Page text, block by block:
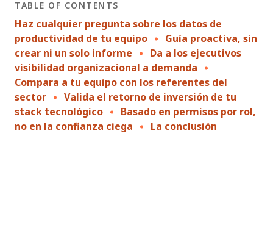
TABLE OF CONTENTS
Haz cualquier pregunta sobre los datos de
productividad de tu equipo
Guía proactiva, sin
crear ni un solo informe
Da a los ejecutivos
visibilidad organizacional a demanda
Compara a tu equipo con los referentes del
sector
Valida el retorno de inversión de tu
stack tecnológico
Basado en permisos por rol,
no en la confianza ciega
La conclusión